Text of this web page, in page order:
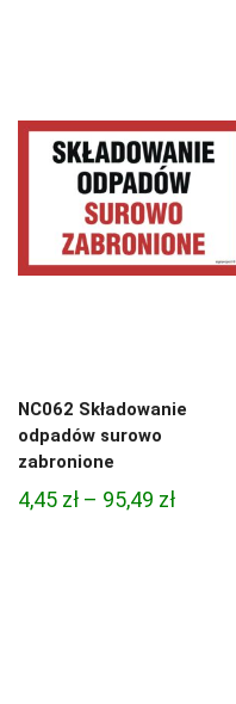
95,49 zł
NC062 Składowanie
odpadów surowo
zabronione
4,45 zł – 95,49 złZakres